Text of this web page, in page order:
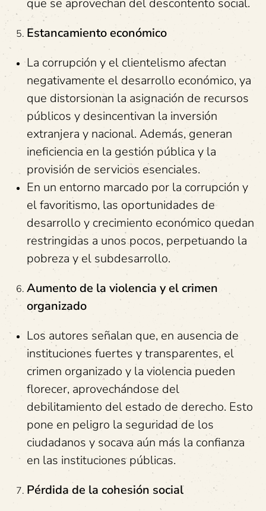
que se aprovechan del descontento social.
Estancamiento económico
La corrupción y el clientelismo afectan
negativamente el desarrollo económico, ya
que distorsionan la asignación de recursos
públicos y desincentivan la inversión
extranjera y nacional. Además, generan
ineficiencia en la gestión pública y la
provisión de servicios esenciales.
En un entorno marcado por la corrupción y
el favoritismo, las oportunidades de
desarrollo y crecimiento económico quedan
restringidas a unos pocos, perpetuando la
pobreza y el subdesarrollo.
Aumento de la violencia y el crimen
organizado
Los autores señalan que, en ausencia de
instituciones fuertes y transparentes, el
crimen organizado y la violencia pueden
florecer, aprovechándose del
debilitamiento del estado de derecho. Esto
pone en peligro la seguridad de los
ciudadanos y socava aún más la confianza
en las instituciones públicas.
Pérdida de la cohesión social